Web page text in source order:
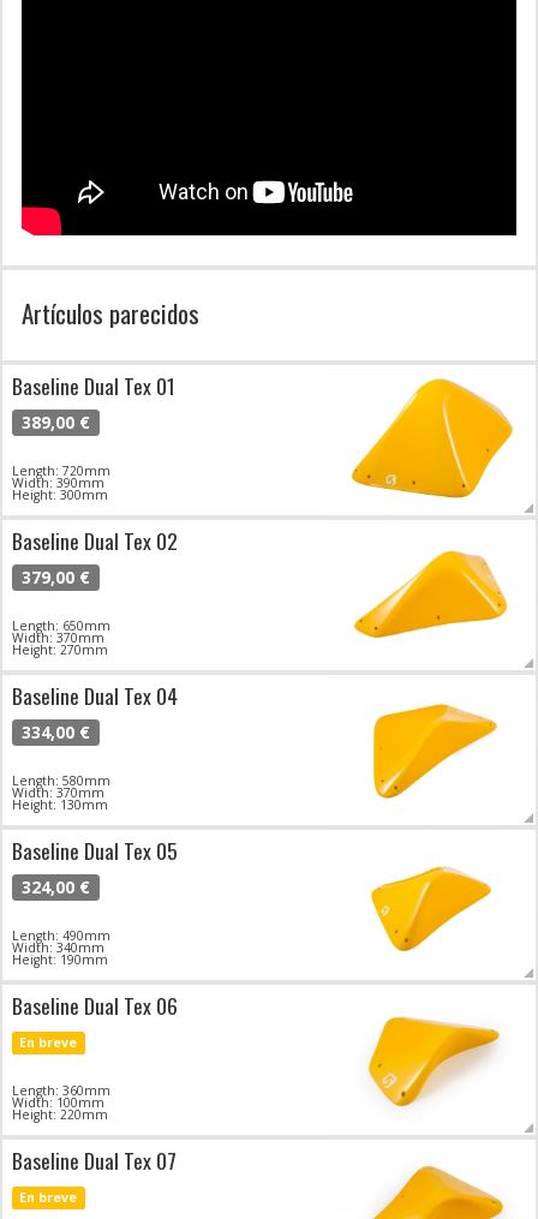
Artículos parecidos
Baseline Dual Tex 01
389,00 €
Length: 720mm
Width: 390mm
Height: 300mm
Baseline Dual Tex 02
379,00 €
Length: 650mm
Width: 370mm
Height: 270mm
Baseline Dual Tex 04
334,00 €
Length: 580mm
Width: 370mm
Height: 130mm
Baseline Dual Tex 05
324,00 €
Length: 490mm
Width: 340mm
Height: 190mm
Baseline Dual Tex 06
En breve
Length: 360mm
Width: 100mm
Height: 220mm
Baseline Dual Tex 07
En breve